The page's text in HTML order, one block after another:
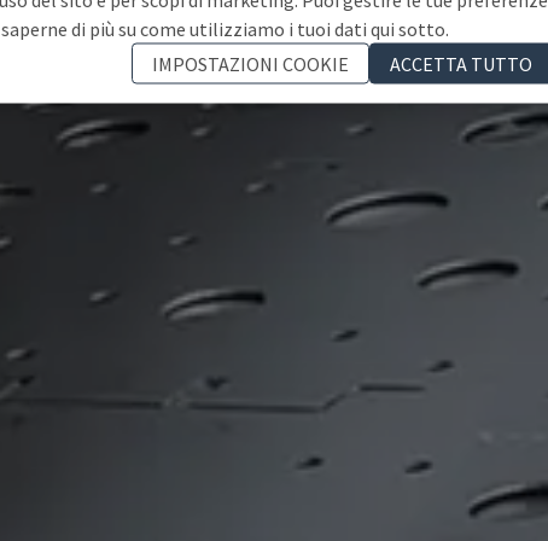
di più su come utilizziamo i tuoi dati qui sotto.
IMPOSTAZIONI COOKIE
ACCETTA TUTTO